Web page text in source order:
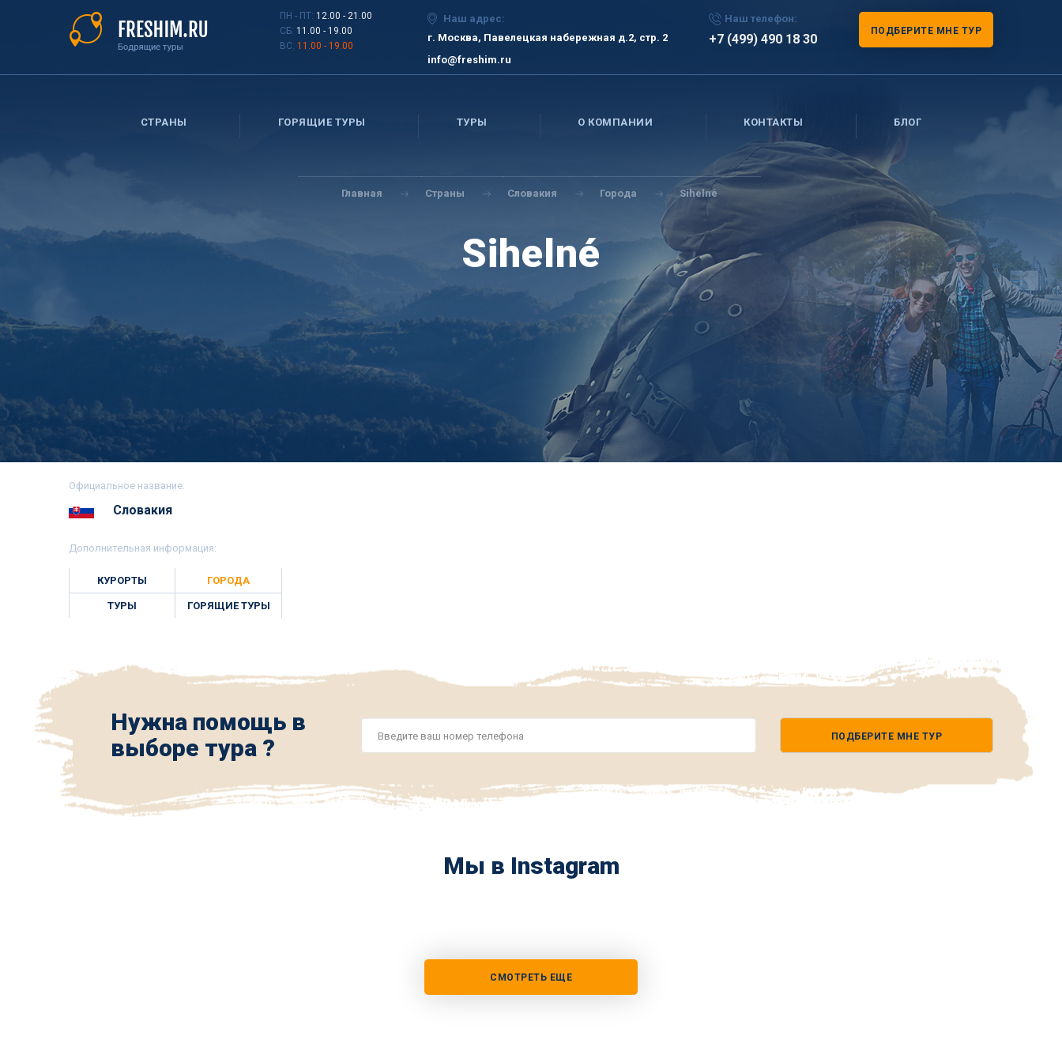
ПН - ПТ: 12.00 - 21.00
СБ: 11.00 - 19.00
ВС: 11.00 - 19.00
Наш адрес:
г. Москва, Павелецкая набережная д.2, стр. 2
info@freshim.ru
Наш телефон:
+7 (499) 490 18 30
ПОДБЕРИТЕ МНЕ ТУР
СТРАНЫ ГОРЯЩИЕ ТУРЫ ТУРЫ О КОМПАНИИ КОНТАКТЫ БЛОГ
Вы
здесь
Главная Страны Словакия Города Sihelné
Sihelné
Официальное название:
Словакия
Дополнительная информация:
КУРОРТЫ ГОРОДА
ТУРЫ ГОРЯЩИЕ ТУРЫ
Нужна помощь в
выборе тура ?
*
ПОДБЕРИТЕ МНЕ ТУР
Мы в Instagram
СМОТРЕТЬ ЕЩЕ